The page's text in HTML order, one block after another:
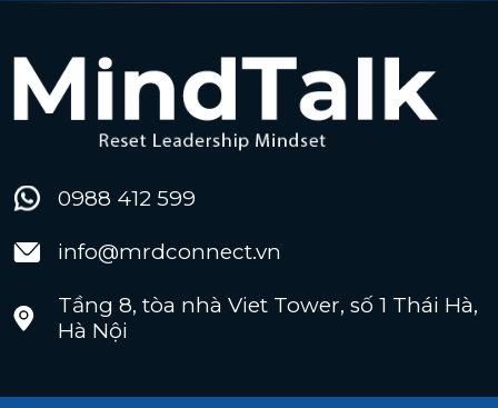
0988 412 599
info@mrdconnect.vn
Tầng 8, tòa nhà Viet Tower, số 1 Thái Hà,
Hà Nội